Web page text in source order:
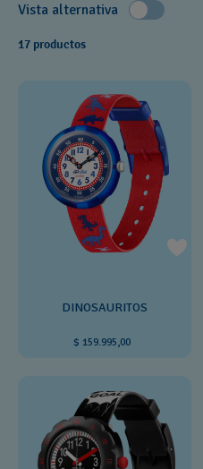
Vista alternativa
17 productos
DINOSAURITOS
$ 159.995,00